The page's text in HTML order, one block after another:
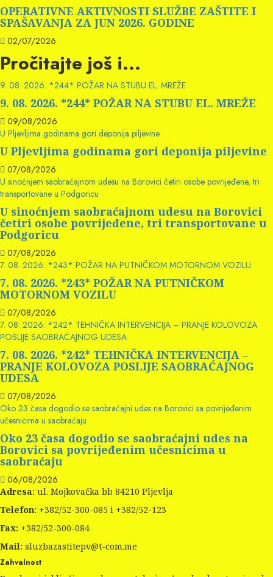
OPERATIVNE AKTIVNOSTI SLUŽBE ZAŠTITE I
SPAŠAVANJA ZA JUN 2026. GODINE
02/07/2026
Pročitajte još i...
9. 08. 2026. *244* POŽAR NA STUBU EL. MREŽE
9. 08. 2026. *244* POŽAR NA STUBU EL. MREŽE
09/08/2026
U Pljevljima godinama gori deponija piljevine
U Pljevljima godinama gori deponija piljevine
07/08/2026
U sinoćnjem saobraćajnom udesu na Borovici četiri osobe povrijeđene, tri
transportovane u Podgoricu
U sinoćnjem saobraćajnom udesu na Borovici
četiri osobe povrijeđene, tri transportovane u
Podgoricu
07/08/2026
7. 08. 2026. *243* POŽAR NA PUTNIČKOM MOTORNOM VOZILU
7. 08. 2026. *243* POŽAR NA PUTNIČKOM
MOTORNOM VOZILU
07/08/2026
7. 08. 2026. *242* TEHNIČKA INTERVENCIJA – PRANJE KOLOVOZA
POSLIJE SAOBRAĆAJNOG UDESA
7. 08. 2026. *242* TEHNIČKA INTERVENCIJA –
PRANJE KOLOVOZA POSLIJE SAOBRAĆAJNOG
UDESA
07/08/2026
Oko 23 časa dogodio se saobraćajni udes na Borovici sa povrijeđenim
učesnicima u saobraćaju
Oko 23 časa dogodio se saobraćajni udes na
Borovici sa povrijeđenim učesnicima u
saobraćaju
06/08/2026
Adresa: ul. Mojkovačka bb 84210 Pljevlja
Telefon: +382/52-300-085 i +382/52-123
Fax: +382/52-300-084
Mail: sluzbazastitepv@t-com.me
Zahvalnost